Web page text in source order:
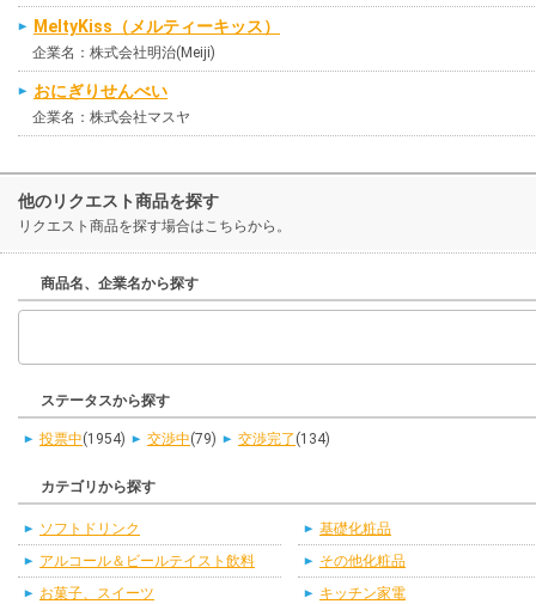
MeltyKiss（メルティーキッス）
企業名：株式会社明治(Meiji)
おにぎりせんべい
企業名：株式会社マスヤ
他のリクエスト商品を探す
リクエスト商品を探す場合はこちらから。
商品名、企業名から探す
ステータスから探す
投票中(1954) 交渉中(79) 交渉完了 (134)
カテゴリから探す
ソフトドリンク
アルコール＆ビールテイスト飲料
お菓子、スイーツ
基礎化粧品
その他化粧品
キッチン家電